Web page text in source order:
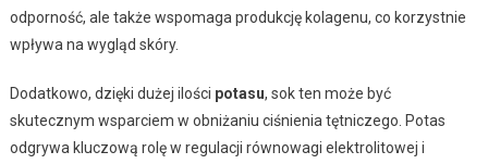
odporność, ale także wspomaga produkcję kolagenu, co korzystnie
wpływa na wygląd skóry.
Dodatkowo, dzięki dużej ilości potasu, sok ten może być
skutecznym wsparciem w obniżaniu ciśnienia tętniczego. Potas
odgrywa kluczową rolę w regulacji równowagi elektrolitowej i